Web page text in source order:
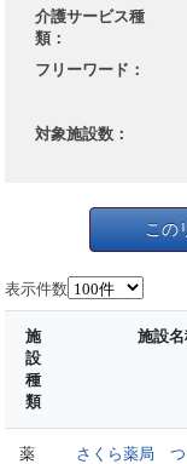
介護サービス種
類：
フリーワード：
対象施設数：
この
表示件数
施
設
種
類
施設
薬
さくら薬局 つ